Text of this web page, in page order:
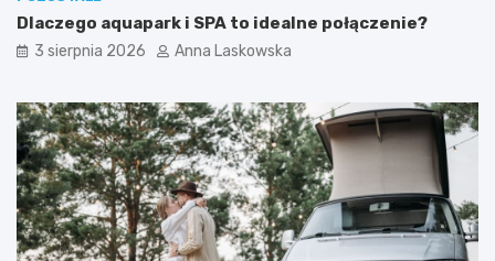
e
n
d
Dlaczego aquapark i SPA to idealne połączenie?
3 sierpnia 2026 Anna Laskowska